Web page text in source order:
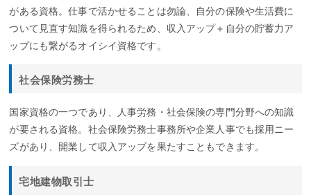
がある資格。仕事で活かせることは勿論、自分の保険や生活費に
ついて見直す知識を得られるため、収入アップ＋自分の貯蓄力ア
ップにも繋がるオイシイ資格です。
社会保険労務士
国家資格の一つであり、人事労務・社会保険の専門分野への知識
が要される資格。社会保険労務士事務所や企業人事でも採用ニー
ズがあり、開業して収入アップを果たすこともできます。
宅地建物取引士